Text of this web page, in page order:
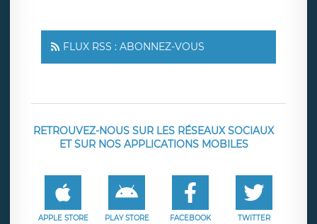
FLUX RSS : ABONNEZ-VOUS
RETROUVEZ-NOUS SUR LES RÉSEAUX SOCIAUX
ET SUR NOS APPLICATIONS MOBILES
APPLE STORE PLAY STORE FACEBOOK TWITTER